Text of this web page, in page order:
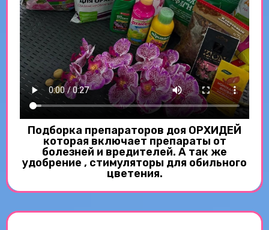
Подборка препараторов доя ОРХИДЕЙ
которая включает препараты от
болезней и вредителей. А так же
удобрение , стимуляторы для обильного
цветения.